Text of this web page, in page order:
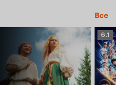
Все
6.1
6.1